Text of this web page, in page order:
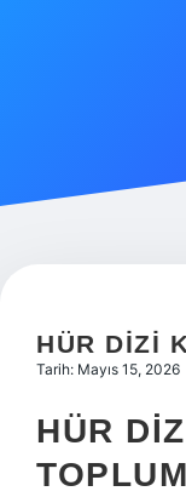
Hakkımızda
HÜR DIZI
Tarih: Mayıs 15, 2026
HÜR